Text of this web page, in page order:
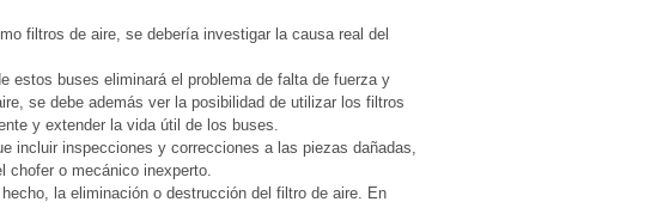
filtros de aire, se debería investigar la causa real del
estos buses eliminará el problema de falta de fuerza y
se debe además ver la posibilidad de utilizar los filtros
y extender la vida útil de los buses.
incluir inspecciones y correcciones a las piezas dañadas,
chofer o mecánico inexperto.
la eliminación o destrucción del filtro de aire. En